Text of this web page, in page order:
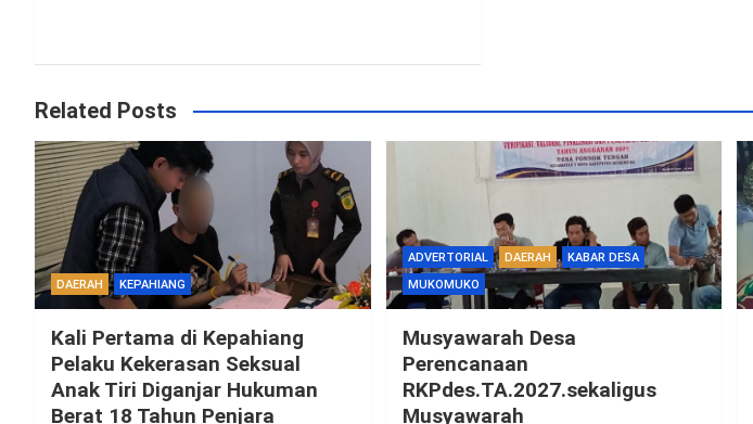
Related Posts
DAERAH KEPAHIANG
Kali Pertama di Kepahiang
Pelaku Kekerasan Seksual
Anak Tiri Diganjar Hukuman
Berat 18 Tahun Penjara
ADVERTORIAL DAERAH
KABAR DESA
MUKOMUKO
Musyawarah Desa
Perencanaan
RKPdes.TA.2027.sekaligus
Musyawarah